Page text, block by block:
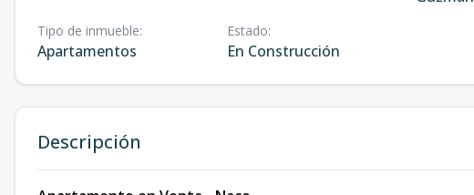
Tipo de inmueble:
Apartamentos
Estado:
En Construcción
Descripción